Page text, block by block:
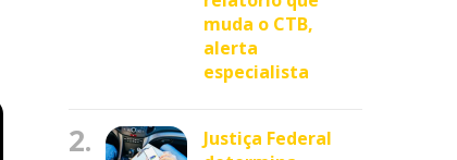
muda o CTB,
alerta
especialista
2.
Justiça Federal